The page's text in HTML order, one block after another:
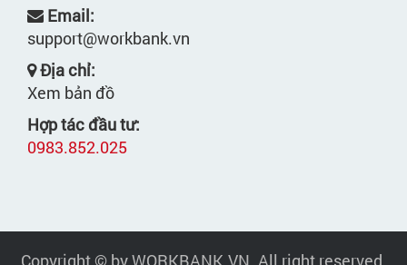
Email:
support@workbank.vn
Địa chỉ:
Xem bản đồ
Hợp tác đầu tư:
0983.852.025
Copyright © by WORKBANK.VN. All right reserved.